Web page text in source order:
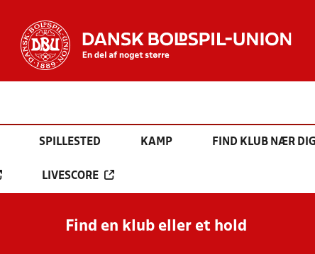
SPILLESTED KAMP FIND KLUB NÆR DIG
LIVESCORE
Find en klub eller et hold